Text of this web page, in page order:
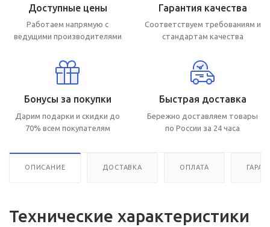
Доступные цены
Работаем напрямую с
ведущими производителями
Гарантия качества
Соответствуем требованиям и
стандартам качества
Бонусы за покупки
Дарим подарки и скидки до
70% всем покупателям
Быстрая доставка
Бережно доставляем товары
по России за 24 часа
ОПИСАНИЕ ДОСТАВКА ОПЛАТА
Технические характеристики